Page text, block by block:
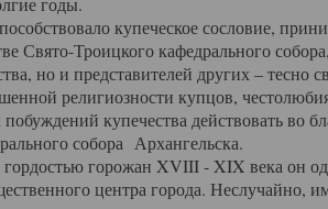
купеческое сословие,
Свято-Троицкого кафедрального
но и представителей других – тесно
религиозности купцов,
купечества действовать во
собора Архангельска.
горожан XVIII - XIX века он
центра города. Неслучайно,